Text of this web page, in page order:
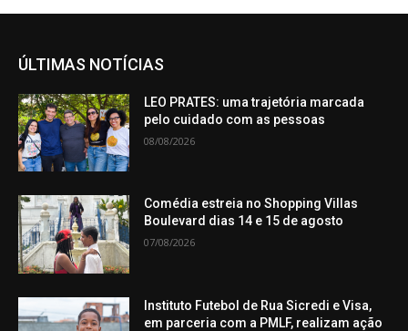
ÚLTIMAS NOTÍCIAS
LEO PRATES: uma trajetória marcada
pelo cuidado com as pessoas
08/08/2026
Comédia estreia no Shopping Villas
Boulevard dias 14 e 15 de agosto
07/08/2026
Instituto Futebol de Rua Sicredi e Visa,
em parceria com a PMLF, realizam ação